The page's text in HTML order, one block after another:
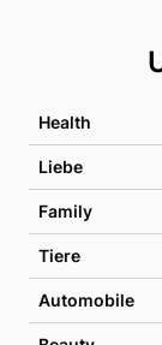
Health
Liebe
Family
Tiere
Automobile